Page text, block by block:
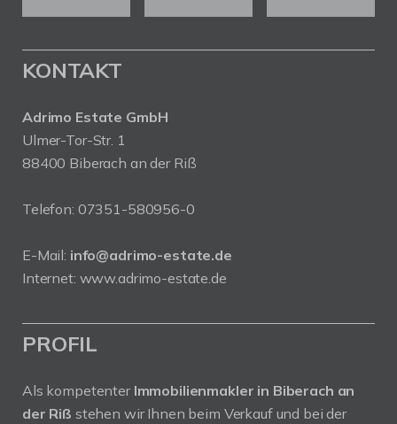
KONTAKT
Adrimo Estate GmbH
Ulmer-Tor-Str. 1
88400 Biberach an der Riß
Telefon: 07351-580956-0
E-Mail: info@adrimo-estate.de
Internet: www.adrimo-estate.de
PROFIL
Als kompetenter Immobilienmakler in Biberach an
der Riß stehen wir Ihnen beim Verkauf und bei der